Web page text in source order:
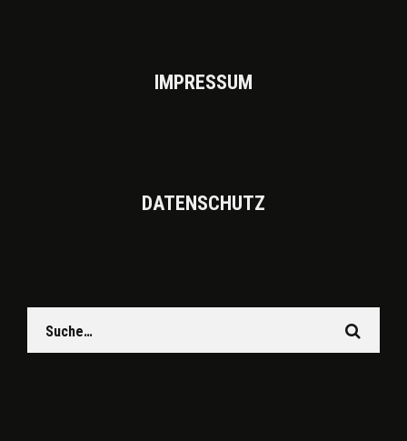
IMPRES­SUM
DATEN­SCHUTZ